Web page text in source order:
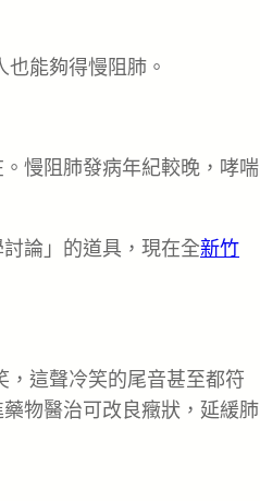
能夠得慢阻肺。
慢阻肺發病年紀較晚，哮喘
論」的道具，現在全新竹
，這聲冷笑的尾音甚至都符
物醫治可改良癥狀，延緩肺